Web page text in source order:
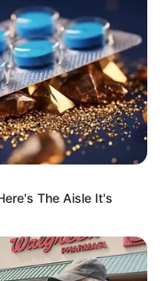
εκκρεμείς
από το 2011
έχει εισπράξει
συνολικά
σε διάστημα
παραχώρησης κ.ά.)
The Aisle It's